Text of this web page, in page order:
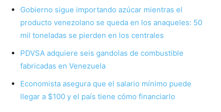
Gobierno sigue importando azúcar mientras el
producto venezolano se queda en los anaqueles: 50
mil toneladas se pierden en los centrales
PDVSA adquiere seis gandolas de combustible
fabricadas en Venezuela
Economista asegura que el salario mínimo puede
llegar a $100 y el país tiene cómo financiarlo